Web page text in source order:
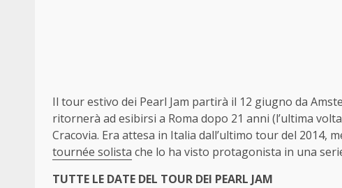
Il tour estivo dei Pearl Jam partirà il 12 giugno da
ritornerà ad esibirsi a Roma dopo 21 anni (l’ultima
Cracovia. Era attesa in Italia dall’ultimo tour del 2014,
tournée solista che lo ha visto protagonista in una
TUTTE LE DATE DEL TOUR DEI PEARL JAM